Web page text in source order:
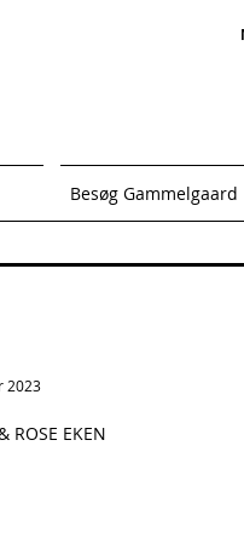
Besøg Gammelgaard
2023
ROSE EKEN